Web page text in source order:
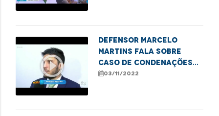
play_circle_outline
Defensor Marcelo
Martins fala sobre
caso de condenações
por assassinato em
03/11/2022